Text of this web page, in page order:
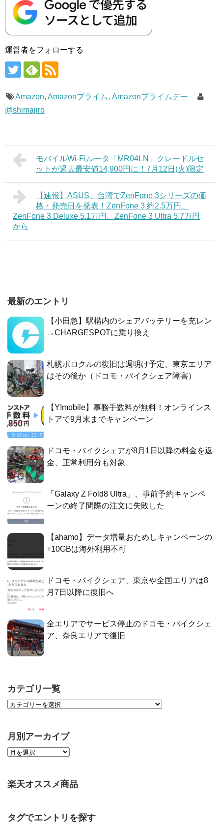
運営者をフォローする
Amazon, Amazonプライム, Amazonプライムデー
@shimajiro
モバイルWi-Fiルータ「MR04LN」クレードルセ
ットが過去最安値14,900円に！7月12日(火)限定
【速報】ASUS、台湾でZenFone 3シリーズの価
格・発売日を発表！ZenFone 3 約2.5万円、
ZenFone 3 Deluxe 5.1万円、ZenFone 3 Ultra 5.7万円
から
最新のエントリ
【小田急】駅構内のシェアバッテリーを充レン
→CHARGESPOTに乗り換え
札幌ポロクルの復旧は週明け予定、東京エリア
はその後か（ドコモ・バイクシェア障害）
【Y!mobile】事務手数料が無料！オンラインス
トアで9月末までキャンペーン
ドコモ・バイクシェアが8月1日以降の料金を返
金、正常利用分も対象
「Galaxy Z Fold8 Ultra」、事前予約キャンペ
ーンの終了間際の注文に失敗した
【ahamo】データ増量おためしキャンペーンの
+10GBは海外利用不可
ドコモ・バイクシェア、東京や全国エリアは8
月7日以降に復旧へ
全エリアでサービス停止のドコモ・バイクシェ
ア、奈良エリアで復旧
カテゴリ一覧
月別アーカイブ
楽天オススメ商品
タグでエントリを探す